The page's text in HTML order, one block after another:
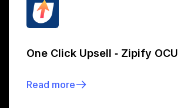
One Click Upsell ‑ Zipify OCU
Read more